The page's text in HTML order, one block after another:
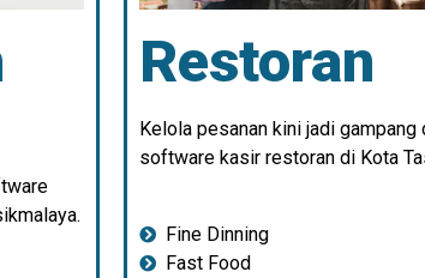
Restoran
Kelola pesanan kini jadi gampang
software kasir restoran di Kota
Fine Dinning
Fast Food